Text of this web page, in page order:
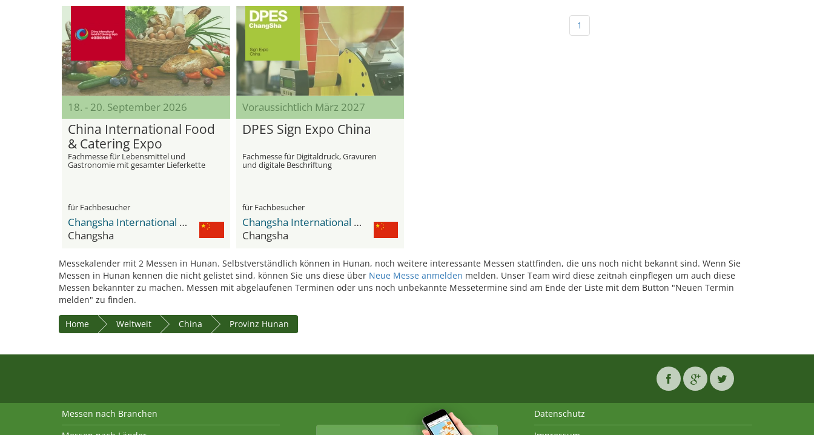
18. - 20. September 2026
China International Food
& Catering Expo
Fachmesse für Lebensmittel und
Gastronomie mit gesamter Lieferkette
für Fachbesucher
Changsha International Convention & Exhibition Centre
Changsha
Voraussichtlich März 2027
DPES Sign Expo China
Fachmesse für Digitaldruck, Gravuren
und digitale Beschriftung
für Fachbesucher
Changsha International Convention & Exhibition Centre
Changsha
1
Messekalender mit 2 Messen in Hunan. Selbstverständlich können in Hunan, noch weitere interessante Messen stattfinden, die uns noch nicht bekannt sind. Wenn Sie
Messen in Hunan kennen die nicht gelistet sind, können Sie uns diese über Neue Messe anmelden melden. Unser Team wird diese zeitnah einpflegen um auch diese
Messen bekannter zu machen. Messen mit abgelaufenen Terminen oder uns noch unbekannte Messetermine sind am Ende der Liste mit dem Button "Neuen Termin
melden" zu finden.
Home Weltweit China Provinz Hunan
Messen nach Branchen
Datenschutz